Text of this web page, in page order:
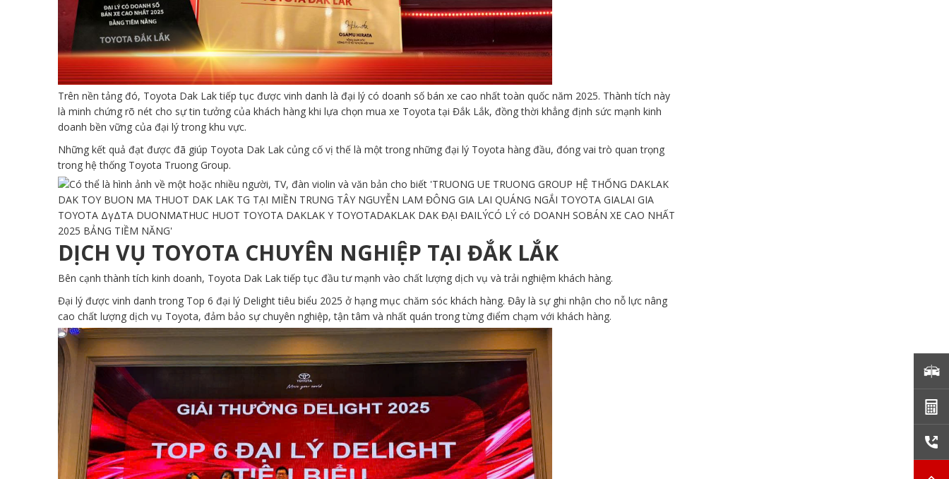
Trên nền tảng đó, Toyota Dak Lak tiếp tục được vinh danh là đại lý có doanh số bán xe cao nhất toàn quốc năm 2025. Thành tích này
là minh chứng rõ nét cho sự tin tưởng của khách hàng khi lựa chọn mua xe Toyota tại Đắk Lắk, đồng thời khẳng định sức mạnh kinh
doanh bền vững của đại lý trong khu vực.
Những kết quả đạt được đã giúp Toyota Dak Lak củng cố vị thế là một trong những đại lý Toyota hàng đầu, đóng vai trò quan trọng
trong hệ thống Toyota Truong Group.
DỊCH VỤ TOYOTA CHUYÊN NGHIỆP TẠI ĐẮK LẮK
Bên cạnh thành tích kinh doanh, Toyota Dak Lak tiếp tục đầu tư mạnh vào chất lượng dịch vụ và trải nghiệm khách hàng.
Đại lý được vinh danh trong Top 6 đại lý Delight tiêu biểu 2025 ở hạng mục chăm sóc khách hàng. Đây là sự ghi nhận cho nỗ lực nâng
cao chất lượng dịch vụ Toyota, đảm bảo sự chuyên nghiệp, tận tâm và nhất quán trong từng điểm chạm với khách hàng.